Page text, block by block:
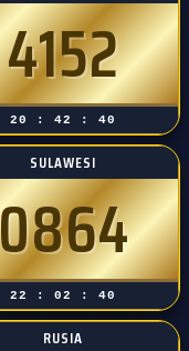
4152
20 : 42 : 39
SULAWESI
22 : 02 : 39
RUSIA